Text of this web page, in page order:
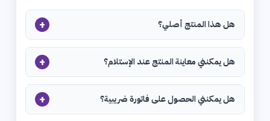
هل هذا المنتج أصلي؟ +
هل يمكنني معاينة المنتج عند الإستلام؟ +
هل يمكنني الحصول على فاتورة ضريبية؟ +